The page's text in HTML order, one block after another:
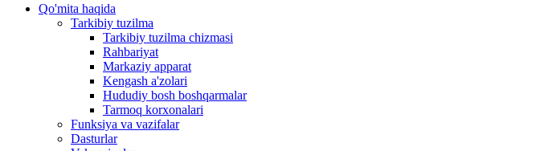
Qo'mita haqida
Tarkibiy tuzilma
Tarkibiy tuzilma chizmasi
Rahbariyat
Markaziy apparat
Kengash a'zolari
Hududiy bosh boshqarmalar
Tarmoq korxonalari
Funksiya va vazifalar
Dasturlar